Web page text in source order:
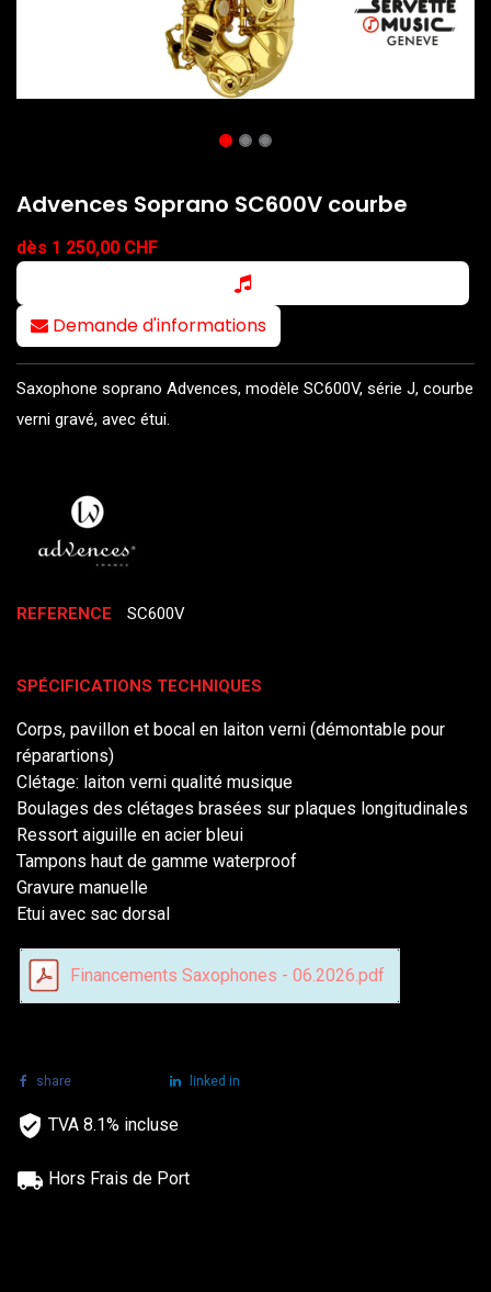
Advences Soprano SC600V courbe
dès 1 250,00 CHF
Demande d'informations
Saxophone soprano Advences, modèle SC600V, série J, courbe
verni gravé, avec étui.
REFERENCE SC600V
SPÉCIFICATIONS TECHNIQUES
Corps, pavillon et bocal en laiton verni (démontable pour
réparartions)
Clétage: laiton verni qualité musique
Boulages des clétages brasées sur plaques longitudinales
Ressort aiguille en acier bleui
Tampons haut de gamme waterproof
Gravure manuelle
Etui avec sac dorsal
Financements Saxophones - 06.2026.pdf
share linked in
TVA 8.1% incluse
Hors Frais de Port